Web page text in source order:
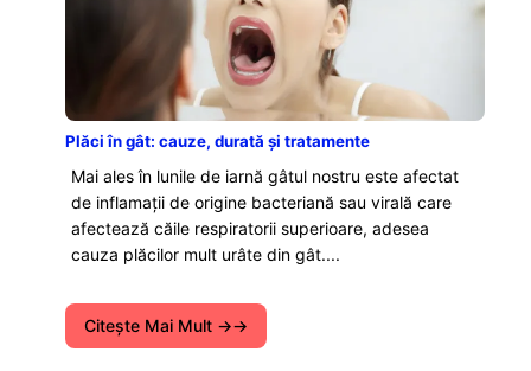
Plăci în gât: cauze, durată și tratamente
Mai ales în lunile de iarnă gâtul nostru este afectat
de inflamații de origine bacteriană sau virală care
afectează căile respiratorii superioare, adesea
cauza plăcilor mult urâte din gât....
Citeşte Mai Mult →